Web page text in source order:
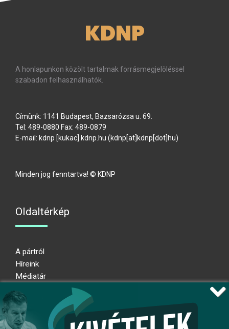
KDNP
A honlapunkon közölt tartalmak forrásmegjelöléssel
szabadon felhasználhatók.
Címünk: 1141 Budapest, Bazsarózsa u. 69.
Tel: 489-0880 Fax: 489-0879
E-mail: kdnp [kukac] kdnp.hu (kdnp[at]kdnp[dot]hu)
Minden jog fenntartva! © KDNP
Oldaltérkép
A pártról
Híreink
Médiatár
Adatkezelési nyilatkozat
Átláthatósági nyilatkozat
Ugrás az oldal tetejére